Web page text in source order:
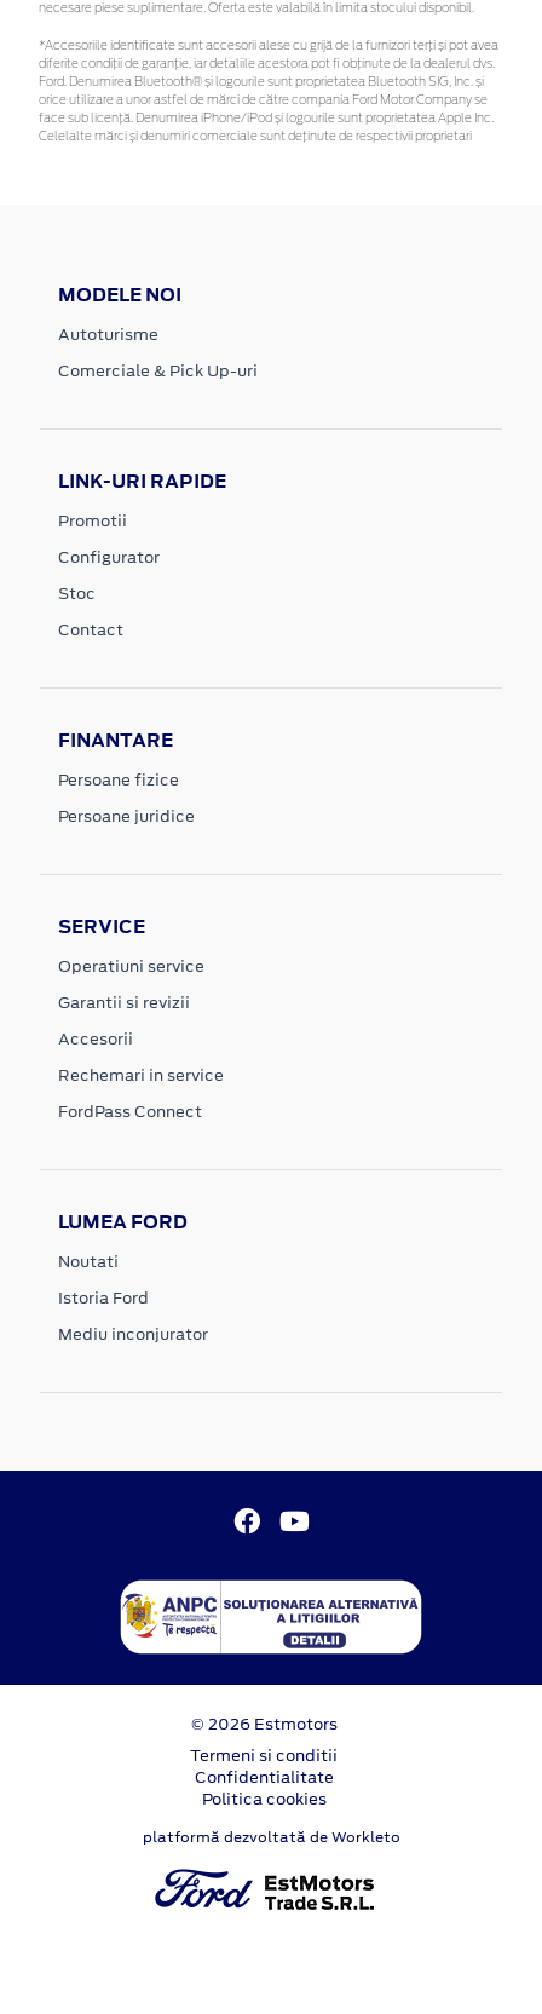
necesare piese suplimentare. Oferta este valabilă în limita stocului disponibil.
*Accesoriile identificate sunt accesorii alese cu grijă de la furnizori terți și pot avea
diferite condiții de garanție, iar detaliile acestora pot fi obținute de la dealerul dvs.
Ford. Denumirea Bluetooth® și logourile sunt proprietatea Bluetooth SIG, Inc. și
orice utilizare a unor astfel de mărci de către compania Ford Motor Company se
face sub licență. Denumirea iPhone/iPod și logourile sunt proprietatea Apple Inc.
Celelalte mărci și denumiri comerciale sunt deținute de respectivii proprietari
MODELE NOI
Autoturisme
Comerciale & Pick Up-uri
LINK-URI RAPIDE
Promotii
Configurator
Stoc
Contact
FINANTARE
Persoane fizice
Persoane juridice
SERVICE
Operatiuni service
Garantii si revizii
Accesorii
Rechemari in service
FordPass Connect
LUMEA FORD
Noutati
Istoria Ford
Mediu inconjurator
© 2026 Estmotors
Termeni si conditii
Confidentialitate
Politica cookies
platformă dezvoltată de Workleto